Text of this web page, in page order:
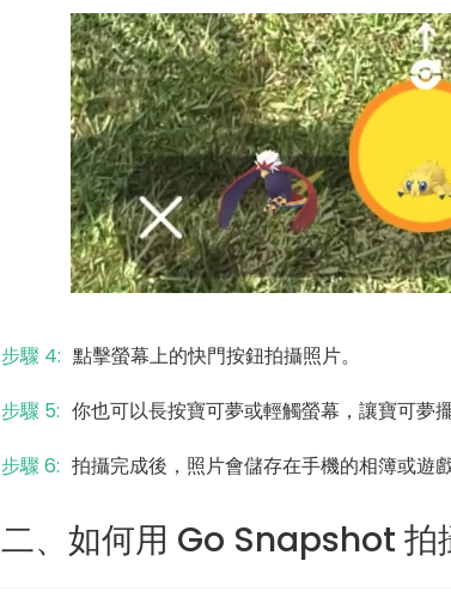
步驟 4: 點擊螢幕上的快門按鈕拍攝照片。
步驟 5: 你也可以長按寶可夢或輕觸螢幕，讓寶可夢
步驟 6: 拍攝完成後，照片會儲存在手機的相簿或遊戲
二、如何用 Go Snapshot 拍